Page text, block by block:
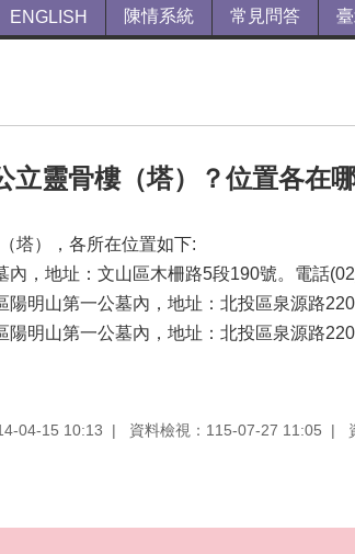
ENGLISH 陳情系統 常見問答
立靈骨樓（塔）？位置各在
塔），各所在位置如下:
內，地址：文山區木柵路5段190號。電話
陽明山第一公墓內，地址：北投區泉源路
陽明山第一公墓內，地址：北投區泉源路
04-15 10:13 資料檢視：115-07-27 11:05